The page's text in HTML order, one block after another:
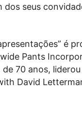
seus
é
Pants
70 anos,
David